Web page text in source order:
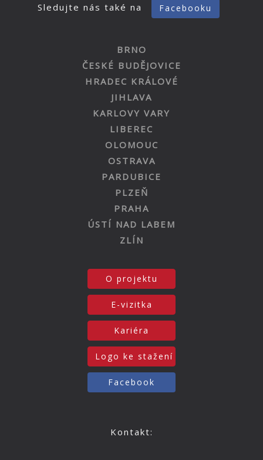
Sledujte nás také na Facebooku
BRNO
ČESKÉ BUDĚJOVICE
HRADEC KRÁLOVÉ
JIHLAVA
KARLOVY VARY
LIBEREC
OLOMOUC
OSTRAVA
PARDUBICE
PLZEŇ
PRAHA
ÚSTÍ NAD LABEM
ZLÍN
O projektu
E-vizitka
Kariéra
Logo ke stažení
Facebook
Kontakt: